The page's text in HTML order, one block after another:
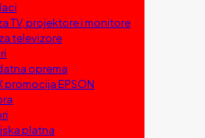
TV, projektore i monitore
televizore
oprema
promocija EPSON
platna